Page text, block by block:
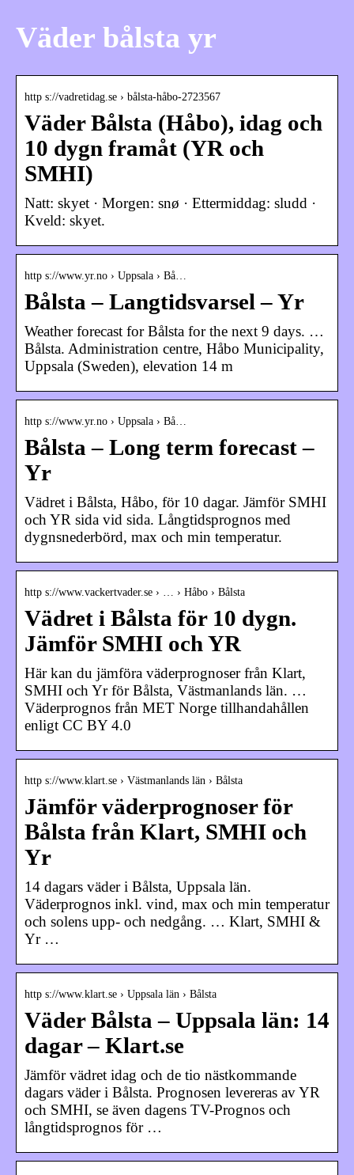
Väder bålsta yr
http s://vadretidag.se › bålsta-håbo-2723567
Väder Bålsta (Håbo), idag och
10 dygn framåt (YR och
SMHI)
Natt: skyet · Morgen: snø · Ettermiddag: sludd ·
Kveld: skyet.
http s://www.yr.no › Uppsala › Bå…
Bålsta – Langtidsvarsel – Yr
Weather forecast for Bålsta for the next 9 days. …
Bålsta. Administration centre, Håbo Municipality,
Uppsala (Sweden), elevation 14 m
http s://www.yr.no › Uppsala › Bå…
Bålsta – Long term forecast –
Yr
Vädret i Bålsta, Håbo, för 10 dagar. Jämför SMHI
och YR sida vid sida. Långtidsprognos med
dygnsnederbörd, max och min temperatur.
http s://www.vackertvader.se › … › Håbo › Bålsta
Vädret i Bålsta för 10 dygn.
Jämför SMHI och YR
Här kan du jämföra väderprognoser från Klart,
SMHI och Yr för Bålsta, Västmanlands län. …
Väderprognos från MET Norge tillhandahållen
enligt CC BY 4.0
http s://www.klart.se › Västmanlands län › Bålsta
Jämför väderprognoser för
Bålsta från Klart, SMHI och
Yr
14 dagars väder i Bålsta, Uppsala län.
Väderprognos inkl. vind, max och min temperatur
och solens upp- och nedgång. … Klart, SMHI &
Yr …
http s://www.klart.se › Uppsala län › Bålsta
Väder Bålsta – Uppsala län: 14
dagar – Klart.se
Jämför vädret idag och de tio nästkommande
dagars väder i Bålsta. Prognosen levereras av YR
och SMHI, se även dagens TV-Prognos och
långtidsprognos för …